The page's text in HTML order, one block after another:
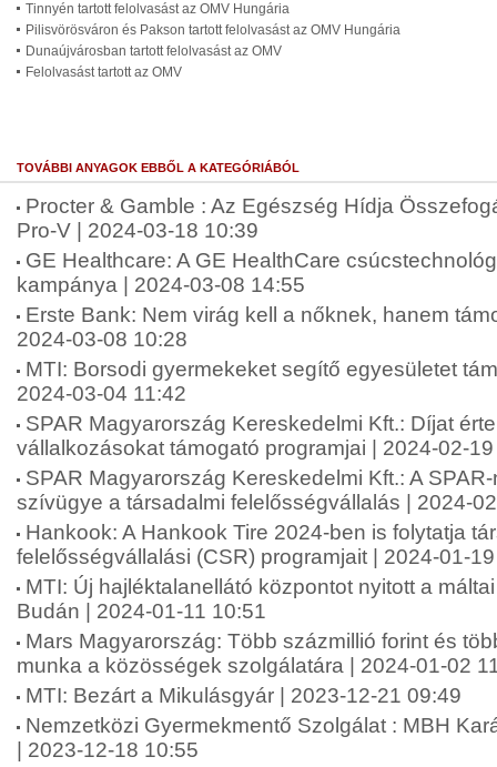
Tinnyén tartott felolvasást az OMV Hungária
Pilisvörösváron és Pakson tartott felolvasást az OMV Hungária
Dunaújvárosban tartott felolvasást az OMV
Felolvasást tartott az OMV
TOVÁBBI ANYAGOK EBBŐL A KATEGÓRIÁBÓL
Procter & Gamble : Az Egészség Hídja
Pro-V | 2024-03-18 10:39
GE Healthcare: A GE HealthCare
kampánya | 2024-03-08 14:55
Erste Bank: Nem virág kell a nőknek, hanem
2024-03-08 10:28
MTI: Borsodi gyermekeket segítő egyesületet
2024-03-04 11:42
SPAR Magyarország Kereskedelmi Kft.: Díjat
vállalkozásokat támogató programjai | 2024-02-
SPAR Magyarország Kereskedelmi Kft.: A
szívügye a társadalmi felelősségvállalás | 2024-
Hankook: A Hankook Tire 2024-ben is folytatja
felelősségvállalási (CSR) programjait | 2024-01-
MTI: Új hajléktalanellátó központot nyitott a
Budán | 2024-01-11 10:51
Mars Magyarország: Több százmillió forint és
munka a közösségek szolgálatára | 2024-01-02
MTI: Bezárt a Mikulásgyár | 2023-12-21 09:49
Nemzetközi Gyermekmentő Szolgálat : MBH
| 2023-12-18 10:55